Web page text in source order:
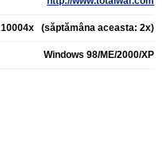
10004x (săptămâna aceasta: 2x)
Windows 98/ME/2000/XP